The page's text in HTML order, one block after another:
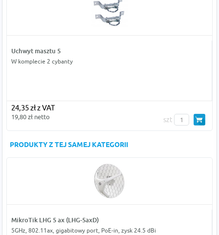
Uchwyt masztu 5
W komplecie 2 cybanty
24,35 zł z VAT
19,80 zł netto szt
PRODUKTY Z TEJ SAMEJ KATEGORII
MikroTik LHG 5 ax (LHG-5axD)
5GHz, 802.11ax, gigabitowy port, PoE-in, zysk 24.5 dBi